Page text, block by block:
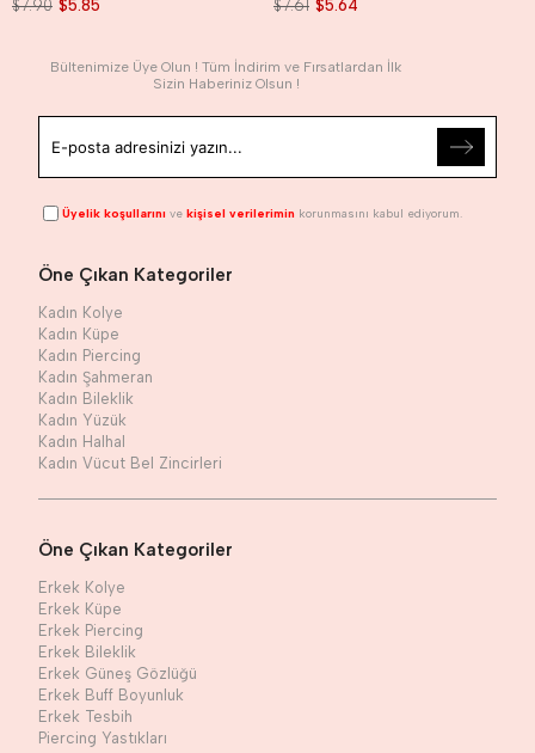
$5.85
$7.90 $5.64
$7.61
Bültenimize Üye Olun ! Tüm İndirim ve Fırsatlardan İlk
Sizin Haberiniz Olsun !
Üyelik koşullarını vekişisel verilerimin korunmasını kabul ediyorum.
Öne Çıkan Kategoriler
Kadın Kolye
Kadın Küpe
Kadın Piercing
Kadın Şahmeran
Kadın Bileklik
Kadın Yüzük
Kadın Halhal
Kadın Vücut Bel Zincirleri
Öne Çıkan Kategoriler
Erkek Kolye
Erkek Küpe
Erkek Piercing
Erkek Bileklik
Erkek Güneş Gözlüğü
Erkek Buff Boyunluk
Erkek Tesbih
Piercing Yastıkları